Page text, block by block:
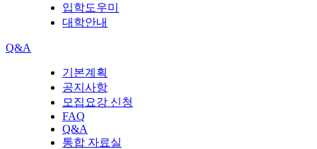
입학도우미
대학안내
Q&A
기본계획
공지사항
모집요강 신청
FAQ
Q&A
통합 자료실